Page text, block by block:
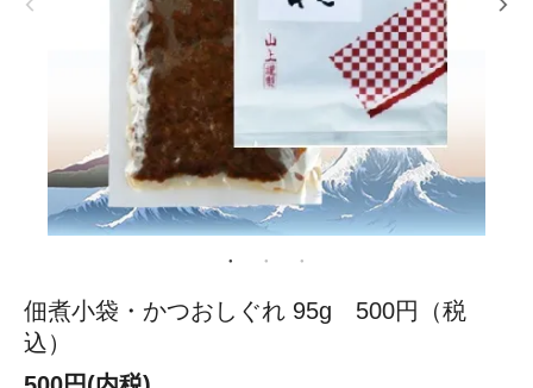
佃煮小袋・かつおしぐれ 95g 500円（税
込）